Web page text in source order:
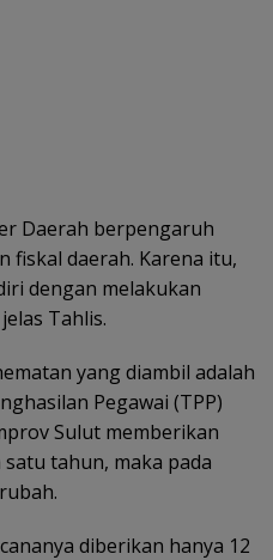
Daerah berpengaruh
fiskal daerah. Karena itu,
dengan melakukan
Tahlis.
yang diambil adalah
Pegawai (TPP)
Sulut memberikan
satu tahun, maka pada
diberikan hanya 12